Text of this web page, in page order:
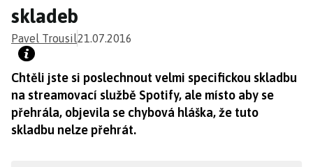
skladeb
Pavel Trousil21.07.2016
Chtěli jste si poslechnout velmi specifickou skladbu
na streamovací službě Spotify, ale místo aby se
přehrála, objevila se chybová hláška, že tuto
skladbu nelze přehrát.